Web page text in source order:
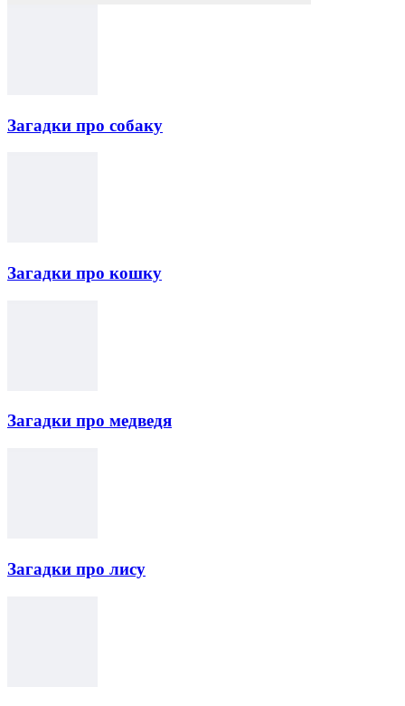
Загадки про собаку
Загадки про кошку
Загадки про медведя
Загадки про лису